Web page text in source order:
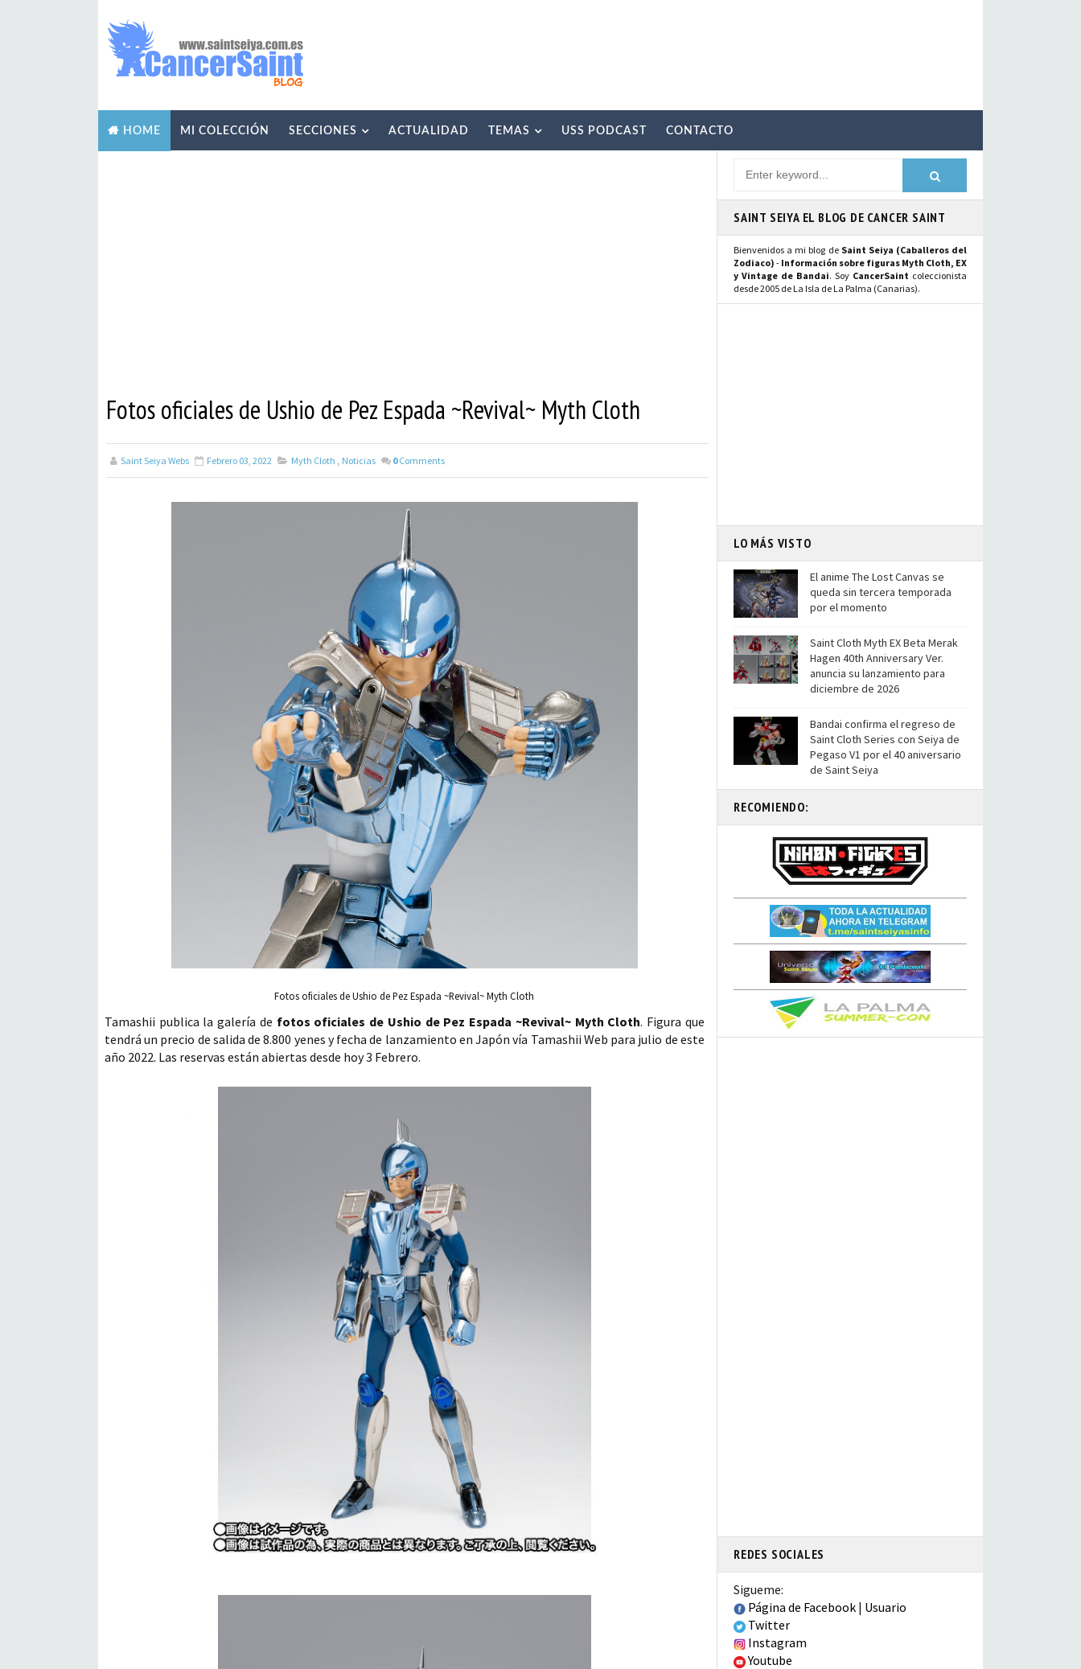
HOME MI COLECCIÓN SECCIONES ACTUALIDAD TEMAS USS PODCAST CONTACTO
Fotos oficiales de Ushio de Pez Espada ~Revival~ Myth Cloth
Saint Seiya Webs Febrero 03, 2022 Myth Cloth , Noticias 0 Comments
Fotos oficiales de Ushio de Pez Espada ~Revival~ Myth Cloth
Tamashii publica la galería de fotos oficiales de Ushio de Pez Espada ~Revival~ Myth Cloth. Figura que
tendrá un precio de salida de 8.800 yenes y fecha de lanzamiento en Japón vía Tamashii Web para julio de este
año 2022. Las reservas están abiertas desde hoy 3 Febrero.
SAINT SEIYA EL BLOG DE CANCER SAINT
Bienvenidos a mi blog de Saint Seiya (Caballeros del
Zodiaco) - Información sobre figuras Myth Cloth, EX
y Vintage de Bandai. Soy CancerSaint coleccionista
desde 2005 de La Isla de La Palma (Canarias).
LO MÁS VISTO
El anime The Lost Canvas se
queda sin tercera temporada
por el momento
Saint Cloth Myth EX Beta Merak
Hagen 40th Anniversary Ver.
anuncia su lanzamiento para
diciembre de 2026
Bandai confirma el regreso de
Saint Cloth Series con Seiya de
Pegaso V1 por el 40 aniversario
de Saint Seiya
RECOMIENDO:
REDES SOCIALES
Sigueme:
Página de Facebook | Usuario
Twitter
Instagram
Youtube